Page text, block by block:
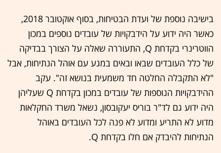
בישיבה נוספת של ועדת הבטיחות, בסוף אוקטובר 2018,
כאשר היה ידוע על הידבקויות של עובדים נוספים במכון
הווטרינרי בקדחת Q, התעוררה שאלה על הצורך בבדיקה
של כלל העובדים שבאו ובאים במגע עם אוהל הנתיחות, אבל
"לא התקבלה החלטה חד משמעית בנושא זה". עקב
ההידבקויות הנוספות של עובדים במכון בקדחת Q שעליהן
היה ידוע גם לד"ר בוריס יעקובסון, נשאל משרד החקלאות
מדוע לא התריע ומדוע לא פנה לכל העובדים באוהל
הנתיחות להיבדק אם חלו בקדחת Q.